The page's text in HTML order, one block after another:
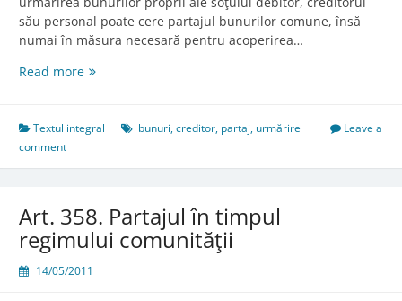
său personal poate cere partajul bunurilor comune, însă
numai în măsura necesară pentru acoperirea…
Read moreArt.
bunurilor
Textul integral bunuri,creditor, partaj, urmărire
Leave a
comment
Art. 358. Partajul în timpul
regimului comunităţii
14/05/2011